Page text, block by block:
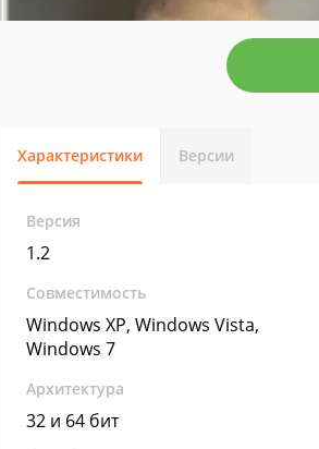
Характеристики Версии
Версия
1.2
Совместимость
Windows XP, Windows Vista,
Windows 7
Архитектура
32 и 64 бит